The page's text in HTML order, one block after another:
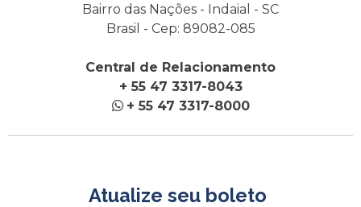
Bairro das Nações - Indaial - SC
Brasil - Cep: 89082-085
Central de Relacionamento
+ 55 47 3317-8043
+ 55 47 3317-8000
Atualize seu boleto